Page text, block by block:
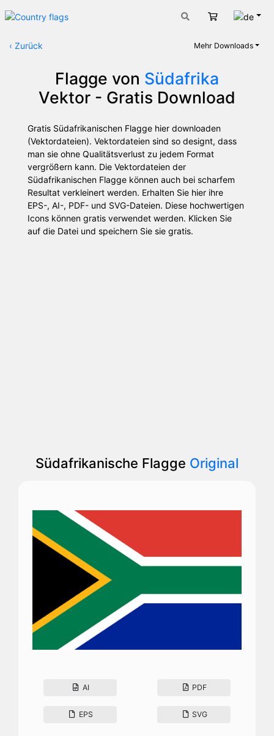
Warenkorb
‹ Zurück Mehr Downloads
Flagge von Südafrika
Vektor - Gratis Download
Gratis Südafrikanischen Flagge hier downloaden
(Vektordateien). Vektordateien sind so designt, dass
man sie ohne Qualitätsverlust zu jedem Format
vergrößern kann. Die Vektordateien der
Südafrikanischen Flagge können auch bei scharfem
Resultat verkleinert werden. Erhalten Sie hier ihre
EPS-, AI-, PDF- und SVG-Dateien. Diese hochwertigen
Icons können gratis verwendet werden. Klicken Sie
auf die Datei und speichern Sie sie gratis.
Südafrikanische Flagge Original
AI PDF
EPS SVG